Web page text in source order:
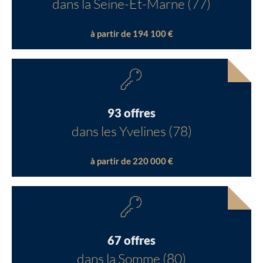
à partir de 194 100 €
93 offres
dans les Yvelines (78)
à partir de 220 000 €
67 offres
dans la Somme (80)